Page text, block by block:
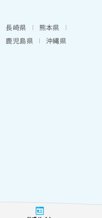
長崎県
熊本県
鹿児島県 沖縄県